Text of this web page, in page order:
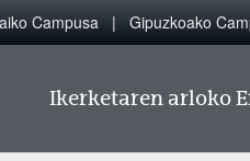
Campusa Gipuzkoako
Ikerketaren arloko